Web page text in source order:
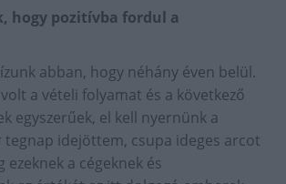
hogy pozitívba fordul a
abban, hogy néhány éven belül.
a vételi folyamat és a következő
egyszerűek, el kell nyernünk a
tegnap idejöttem, csupa ideges arcot
a cégeknek és